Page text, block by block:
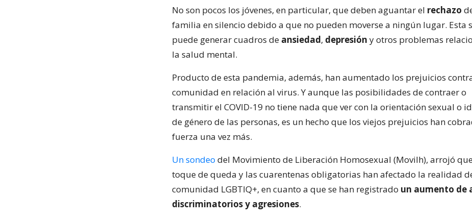
No son pocos los jóvenes, en particular, que deben aguantar el rechazo
familia en silencio debido a que no pueden moverse a ningún lugar. Esta
puede generar cuadros de ansiedad, depresión y otros problemas
la salud mental.
Producto de esta pandemia, además, han aumentado los prejuicios
comunidad en relación al virus. Y aunque las posibilidades de contraer o
transmitir el COVID-19 no tiene nada que ver con la orientación sexual o
de género de las personas, es un hecho que los viejos prejuicios han
fuerza una vez más.
Un sondeo del Movimiento de Liberación Homosexual (Movilh), arrojó
toque de queda y las cuarentenas obligatorias han afectado la realidad
comunidad LGBTIQ+, en cuanto a que se han registrado un aumento de
discriminatorios y agresiones.